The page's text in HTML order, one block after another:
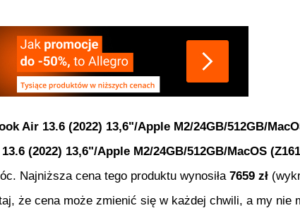
Air 13.6 (2022) 13,6"/Apple M2/24GB/512GB/
(2022) 13,6"/Apple M2/24GB/512GB/MacOS
Najniższa cena tego produktu wynosiła 7659 zł
że cena może zmienić się w każdej chwili, a my nie